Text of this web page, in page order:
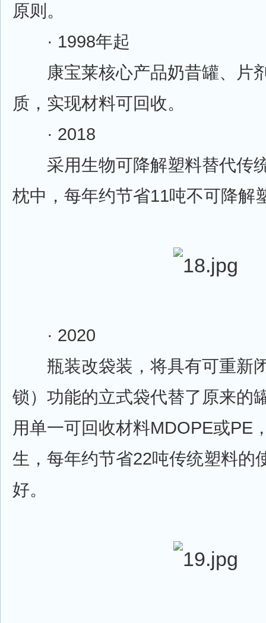
原则。
· 1998年起
康宝莱核心产品奶昔罐、片
质，实现材料可回收。
· 2018
采用生物可降解塑料替代传
枕中，每年约节省11吨不可降解
· 2020
瓶装改袋装，将具有可重新
锁）功能的立式袋代替了原来的
用单一可回收材料MDOPE或PE
生，每年约节省22吨传统塑料的
好。